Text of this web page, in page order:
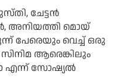
ചേട്ടന്‍
അനിയത്തി മൊയ്
പേരെയും വെച്ച് ഒരു
ആരെങ്കിലും
എന്ന് സോഷ്യല്‍